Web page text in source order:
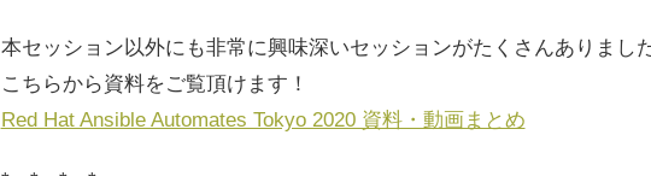
本セッション以外にも非常に興味深いセッションがたくさんありました
こちらから資料をご覧頂けます！
Red Hat Ansible Automates Tokyo 2020 資料・動画まとめ